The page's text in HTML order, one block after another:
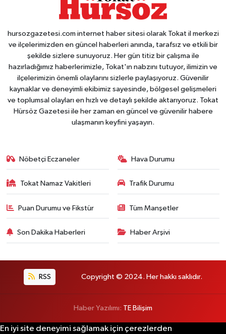
hursozgazetesi.com internet haber sitesi olarak Tokat il merkezi
ve ilçelerimizden en güncel haberleri anında, tarafsız ve etkili bir
şekilde sizlere sunuyoruz. Her gün titiz bir çalışma ile
hazırladığımız haberlerimizle, Tokat'ın nabzını tutuyor, ilimizin ve
ilçelerimizin önemli olaylarını sizlerle paylaşıyoruz. Güvenilir
kaynaklar ve deneyimli ekibimiz sayesinde, bölgesel gelişmeleri
ve toplumsal olayları en hızlı ve detaylı şekilde aktarıyoruz. Tokat
Hürsöz Gazetesi ile her zaman en güncel ve güvenilir habere
ulaşmanın keyfini yaşayın.
Nöbetçi Eczaneler Hava Durumu
Tokat Namaz Vakitleri Trafik Durumu
Puan Durumu ve Fikstür Tüm Manşetler
Son Dakika Haberleri Haber Arşivi
RSS Copyright © 2024. Her hakkı saklıdır.
Haber Yazılımı: TE Bilişim
En iyi site deneyimi sağlamak için çerezlerden